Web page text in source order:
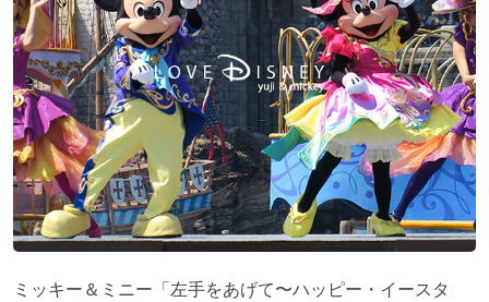
ミッキー＆ミニー「左手をあげて〜ハッピー・イースタ